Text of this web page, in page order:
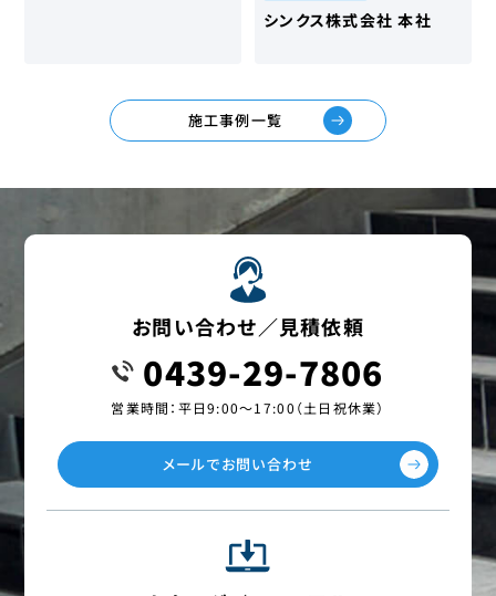
シンクス株式会社 本社
施工事例一覧
お問い合わせ／見積依頼
0439-29-7806
営業時間：平日9:00〜17:00（土日祝休業）
メールでお問い合わせ